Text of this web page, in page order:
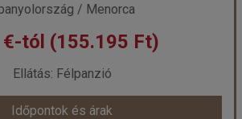
€-tól (146.700 Ft)
Időpontok és árak
/ Menorca
tól (155.195 Ft)
Ellátás: Félpanzió
Időpontok és árak